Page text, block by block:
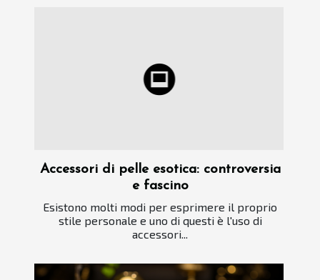
Accessori di pelle esotica: controversia
e fascino
Esistono molti modi per esprimere il proprio
stile personale e uno di questi è l'uso di
accessori...